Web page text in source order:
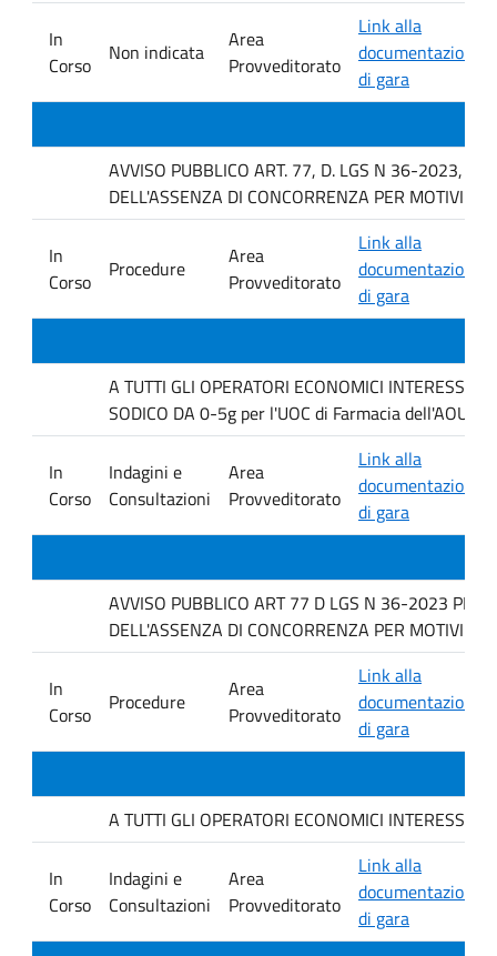
In
Corso
Non indicata
Area
Provveditorato
Link alla
documentazione
di gara
AVVISO PUBBLICO ART. 77, D. LGS N 36-2023,
DELL'ASSENZA DI CONCORRENZA PER MOTIVI
In
Corso
Procedure
Area
Provveditorato
Link alla
documentazione
di gara
A TUTTI GLI OPERATORI ECONOMICI
SODICO DA 0-5g per l'UOC di Farmacia dell'AOUP
In
Corso
Indagini e
Consultazioni
Area
Provveditorato
Link alla
documentazione
di gara
AVVISO PUBBLICO ART 77 D LGS N 36-2023 PER
DELL'ASSENZA DI CONCORRENZA PER MOTIVI
In
Corso
Procedure
Area
Provveditorato
Link alla
documentazione
di gara
A TUTTI GLI OPERATORI ECONOMICI
In
Corso
Indagini e
Consultazioni
Area
Provveditorato
Link alla
documentazione
di gara